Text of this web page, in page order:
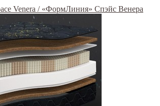
Venera / «ФормЛиния» Спэйс Венера